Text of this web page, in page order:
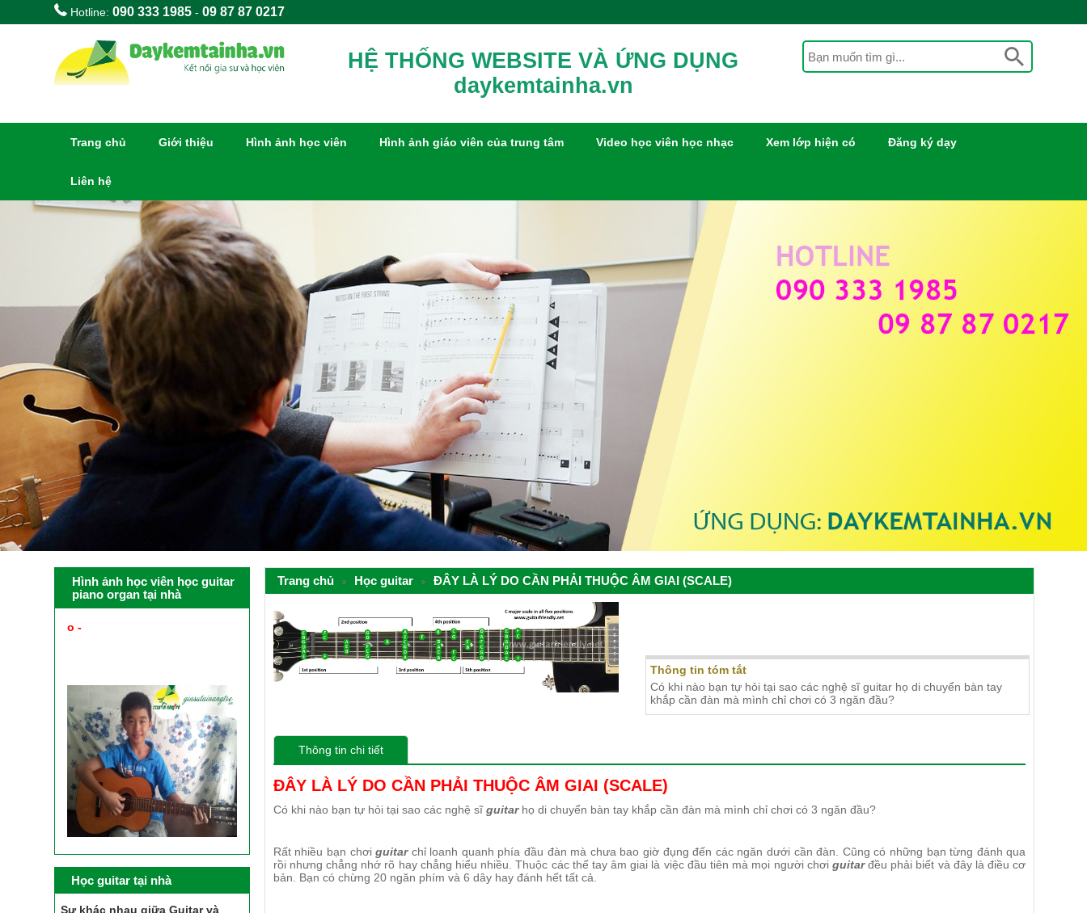
Hotline:090 333 1985 -09 87 87 0217
HỆ THỐNG WEBSITE VÀ ỨNG DỤNG
daykemtainha.vn
Trang chủ Giới thiệu Hình ảnh học viên Hình ảnh giáo viên của trung tâm Video học viên học nhạc Xem lớp hiện có Đăng ký dạy
Liên hệ
Trang chủ Học guitar ĐÂY LÀ LÝ DO CẦN PHẢI THUỘC ÂM GIAI (SCALE)
Thông tin tóm tắt
Có khi nào bạn tự hỏi tại sao các nghệ sĩ guitar họ di chuyển bàn tay
khắp cần đàn mà mình chỉ chơi có 3 ngăn đầu?
Thông tin chi tiết
ĐÂY LÀ LÝ DO CẦN PHẢI THUỘC ÂM GIAI (SCALE)
Có khi nào bạn tự hỏi tại sao các nghệ sĩguitar họ di chuyển bàn tay khắp cần đàn mà mình chỉ chơi có 3 ngăn đầu?
Rất nhiều bạn chơiguitar chỉ loanh quanh phía đầu đàn mà chưa bao giờ đụng đến các ngăn dưới cần đàn. Cũng có những bạn từng đánh qua
rồi nhưng chẳng nhớ rõ hay chẳng hiểu nhiều. Thuộc các thế tay âm giai là việc đầu tiên mà mọi người chơi guitarđều phải biết và đây là điều cơ
bản. Bạn có chừng 20 ngăn phím và 6 dây hay đánh hết tất cả.
Hình ảnh học viên học guitar
piano organ tại nhà
o -
Học guitar tại nhà
Sự khác nhau giữa Guitar và